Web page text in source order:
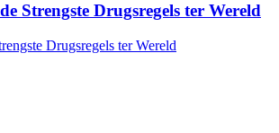
Strengste Drugsregels ter Wereld
Drugsregels ter Wereld